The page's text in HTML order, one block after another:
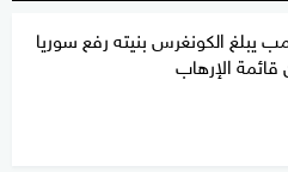
يبلغ الكونغرس بنيته رفع سوريا
الإرهاب